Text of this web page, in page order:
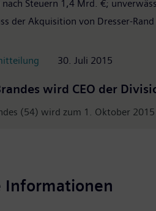
nach Steuern 1,4 Mrd. €;
der Akquisition von Dresser-
30. Juli 2015
wird CEO der
(54) wird zum 1. Oktober
Informationen